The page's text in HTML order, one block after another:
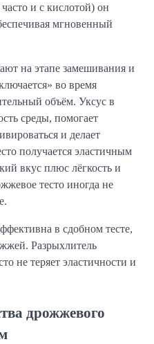
и с кислотой) он
мгновенный
на этапе замешивания и
во время
объём. Уксус в
среды, помогает
и делает
получается эластичным
вкус плюс лёгкость и
тесто иногда не
в сдобном тесте,
Разрыхлитель
не теряет эластичности и
дрожжевого